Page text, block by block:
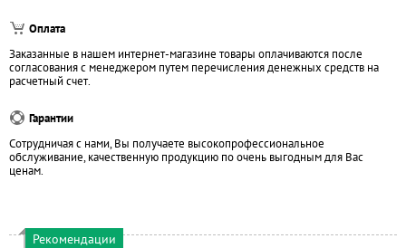
Оплата
Заказанные в нашем интернет-магазине товары оплачиваются после
согласования с менеджером путем перечисления денежных средств на
расчетный счет.
Гарантии
Сотрудничая с нами, Вы получаете высокопрофессиональное
обслуживание, качественную продукцию по очень выгодным для Вас
ценам.
Рекомендации